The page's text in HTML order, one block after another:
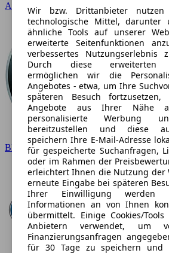
Audi
BMW
Wir bzw. Drittanbieter nutzen
technologische Mittel, darunter
ähnliche Tools auf unserer
erweiterte Seitenfunktionen
verbessertes Nutzungserlebnis
Durch diese erweiterten
ermöglichen wir die
Angebotes - etwa, um Ihre
späteren Besuch fortzusetzen,
Angebote aus Ihrer Nähe
personalisierte Werbung
bereitzustellen und diese
speichern Ihre E-Mail-Adresse
für gespeicherte Suchanfragen,
oder im Rahmen der
erleichtert Ihnen die Nutzung der
erneute Eingabe bei späteren
Ihrer Einwilligung werden
Informationen an von Ihnen
übermittelt. Einige Cookies/
Anbietern verwendet, um
Finanzierungsanfragen
für 30 Tage zu speichern und